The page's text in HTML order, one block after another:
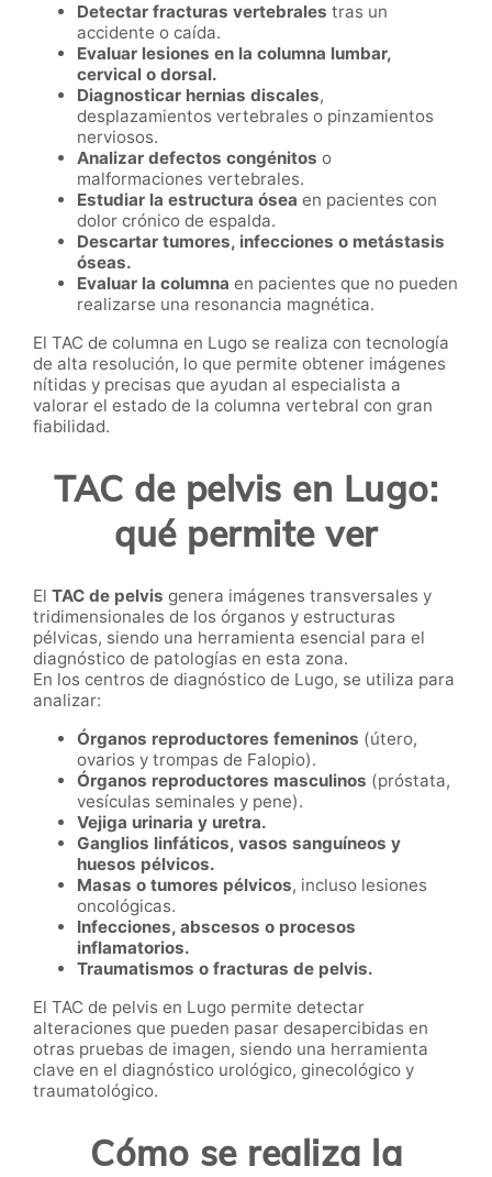
Detectar fracturas vertebrales tras un
accidente o caída.
Evaluar lesiones en la columna lumbar,
cervical o dorsal.
Diagnosticar hernias discales,
desplazamientos vertebrales o pinzamientos
nerviosos.
Analizar defectos congénitos o
malformaciones vertebrales.
Estudiar la estructura ósea en pacientes con
dolor crónico de espalda.
Descartar tumores, infecciones o metástasis
óseas.
Evaluar la columna en pacientes que no pueden
realizarse una resonancia magnética.
El TAC de columna en Lugo se realiza con tecnología
de alta resolución, lo que permite obtener imágenes
nítidas y precisas que ayudan al especialista a
valorar el estado de la columna vertebral con gran
fiabilidad.
TAC de pelvis en Lugo:
qué permite ver
El TAC de pelvis genera imágenes transversales y
tridimensionales de los órganos y estructuras
pélvicas, siendo una herramienta esencial para el
diagnóstico de patologías en esta zona.
En los centros de diagnóstico de Lugo, se utiliza para
analizar:
Órganos reproductores femeninos (útero,
ovarios y trompas de Falopio).
Órganos reproductores masculinos (próstata,
vesículas seminales y pene).
Vejiga urinaria y uretra.
Ganglios linfáticos, vasos sanguíneos y
huesos pélvicos.
Masas o tumores pélvicos, incluso lesiones
oncológicas.
Infecciones, abscesos o procesos
inflamatorios.
Traumatismos o fracturas de pelvis.
El TAC de pelvis en Lugo permite detectar
alteraciones que pueden pasar desapercibidas en
otras pruebas de imagen, siendo una herramienta
clave en el diagnóstico urológico, ginecológico y
traumatológico.
Cómo se realiza la